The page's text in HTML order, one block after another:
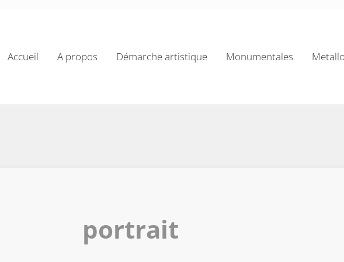
Accueil A propos Démarche artistique Monumentales
portrait